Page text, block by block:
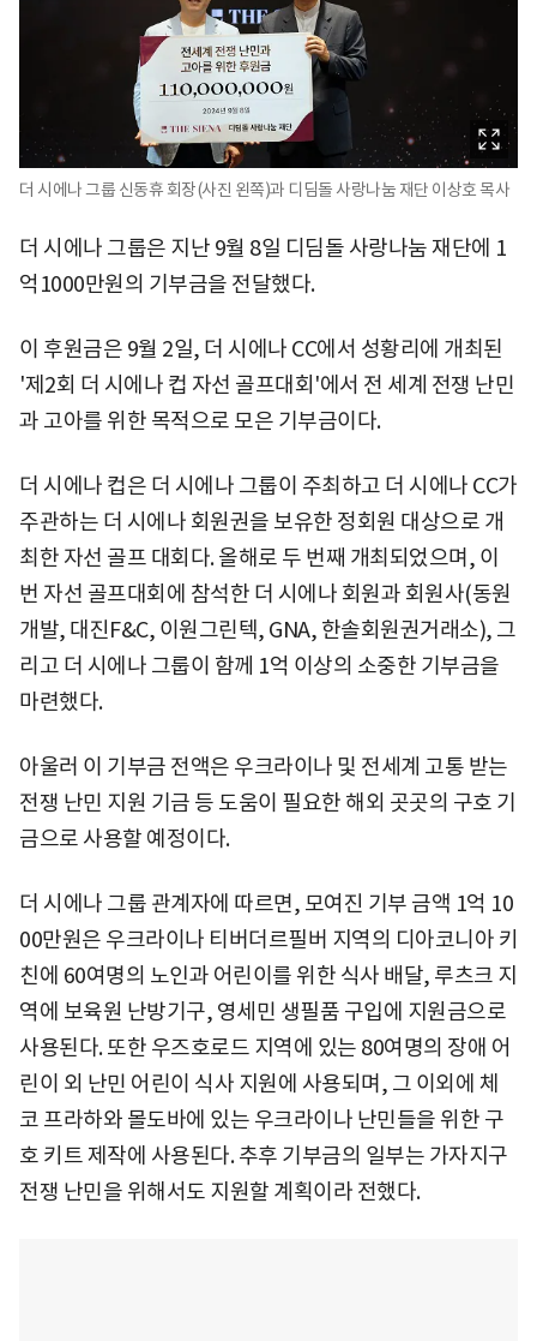
더 시에나 그룹 신동휴 회장(사진 왼쪽)과 디딤돌 사랑나눔 재단 이상호 목사
더 시에나 그룹은 지난 9월 8일 디딤돌 사랑나눔 재단에 1
억1000만원의 기부금을 전달했다.
이 후원금은 9월 2일, 더 시에나 CC에서 성황리에 개최된
'제2회 더 시에나 컵 자선 골프대회'에서 전 세계 전쟁 난민
과 고아를 위한 목적으로 모은 기부금이다.
더 시에나 컵은 더 시에나 그룹이 주최하고 더 시에나 CC가
주관하는 더 시에나 회원권을 보유한 정회원 대상으로 개
최한 자선 골프 대회다. 올해로 두 번째 개최되었으며, 이
번 자선 골프대회에 참석한 더 시에나 회원과 회원사(동원
개발, 대진F&C, 이원그린텍, GNA, 한솔회원권거래소), 그
리고 더 시에나 그룹이 함께 1억 이상의 소중한 기부금을
마련했다.
아울러 이 기부금 전액은 우크라이나 및 전세계 고통 받는
전쟁 난민 지원 기금 등 도움이 필요한 해외 곳곳의 구호 기
금으로 사용할 예정이다.
더 시에나 그룹 관계자에 따르면, 모여진 기부 금액 1억 10
00만원은 우크라이나 티버더르필버 지역의 디아코니아 키
친에 60여명의 노인과 어린이를 위한 식사 배달, 루츠크 지
역에 보육원 난방기구, 영세민 생필품 구입에 지원금으로
사용된다. 또한 우즈호로드 지역에 있는 80여명의 장애 어
린이 외 난민 어린이 식사 지원에 사용되며, 그 이외에 체
코 프라하와 몰도바에 있는 우크라이나 난민들을 위한 구
호 키트 제작에 사용된다. 추후 기부금의 일부는 가자지구
전쟁 난민을 위해서도 지원할 계획이라 전했다.